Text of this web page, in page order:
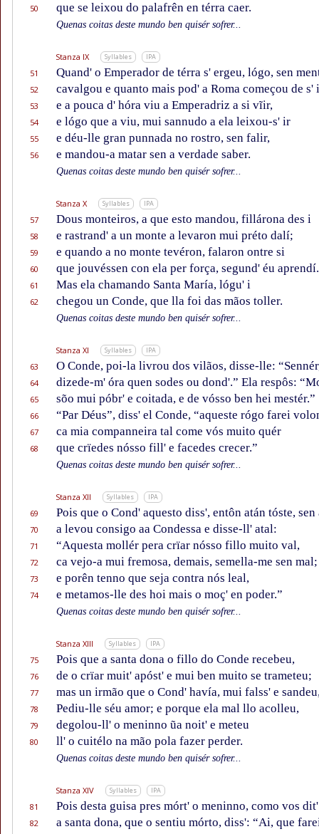
50 que se leixou do palafrên en térra caer.
Quenas coitas deste mundo ben quisér sofrer...
Stanza IX Syllables IPA
51 Quand' o Emperador de térra s' ergeu, lógo, sen
52 cavalgou e quanto mais pod' a Roma começou de s'
53 e a pouca d' hóra viu a Emperadriz a si vĩir,
54 e lógo que a viu, mui sannudo a ela leixou-s' ir
55 e déu-lle gran punnada no rostro, sen falir,
56 e mandou-a matar sen a verdade saber.
Quenas coitas deste mundo ben quisér sofrer...
Stanza X Syllables IPA
57 Dous monteiros, a que esto mandou, fillárona des i
58 e rastrand' a un monte a levaron mui préto dalí;
59 e quando a no monte tevéron, falaron ontre si
60 que jouvéssen con ela per força, segund' éu aprendí.
61 Mas ela chamando Santa María, lógu' i
62 chegou un Conde, que lla foi das mãos toller.
Quenas coitas deste mundo ben quisér sofrer...
Stanza XI Syllables IPA
63 O Conde, poi-la livrou dos vilãos, disse-lle:
64 dizede-m' óra quen sodes ou dond'.” Ela respôs:
65 sõo mui póbr' e coitada, e de vósso ben hei mestér.”
66 “Par Déus”, diss' el Conde, “aqueste rógo farei
67 ca mia companneira tal come vós muito quér
68 que crïedes nósso fill' e facedes crecer.”
Quenas coitas deste mundo ben quisér sofrer...
Stanza XII Syllables IPA
69 Pois que o Cond' aquesto diss', entôn atán tóste, sen
70 a levou consigo aa Condessa e disse-ll' atal:
71 “Aquesta mollér pera crïar nósso fillo muito val,
72 ca vejo-a mui fremosa, demais, semella-me sen mal;
73 e porên tenno que seja contra nós leal,
74 e metamos-lle des hoi mais o moç' en poder.”
Quenas coitas deste mundo ben quisér sofrer...
Stanza XIII Syllables IPA
75 Pois que a santa dona o fillo do Conde recebeu,
76 de o crïar muit' apóst' e mui ben muito se trameteu;
77 mas un irmão que o Cond' havía, mui falss' e
78 Pediu-lle séu amor; e porque ela mal llo acolleu,
79 degolou-ll' o meninno ũa noit' e meteu
80 ll' o cuitélo na mão pola fazer perder.
Quenas coitas deste mundo ben quisér sofrer...
Stanza XIV Syllables IPA
81 Pois desta guisa pres mórt' o meninno, como vos
82
a santa dona, que o sentiu mórto, diss': “Ai, que